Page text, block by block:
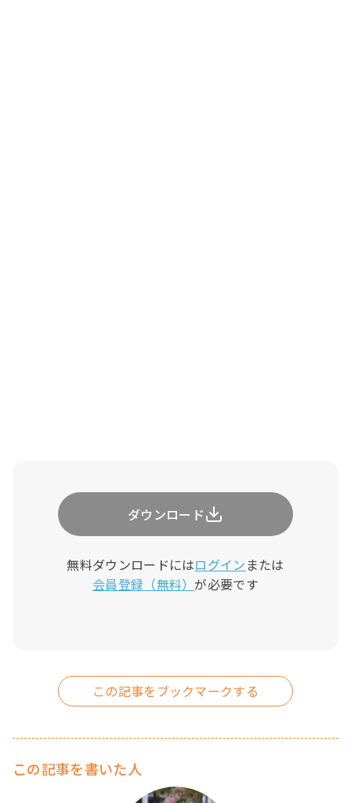
ダウンロード
無料ダウンロードにはログイン または
会員登録（無料）が必要です
この記事を書いた人